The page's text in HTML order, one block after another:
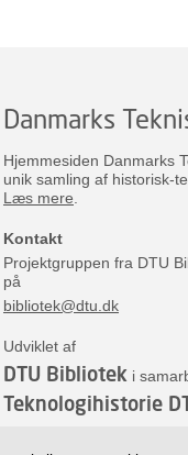
Danmarks
Hjemmesiden Danmarks
unik samling af historisk-
Læs mere
Kontakt
Projektgruppen fra DTU
på
bibliotek@dtu.dk
Udviklet af
DTU Bibliotek i
Teknologihistorie